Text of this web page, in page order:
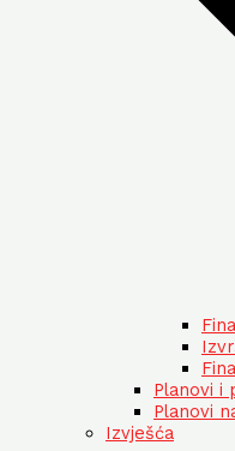
Planovi i
Planovi
Izvješća